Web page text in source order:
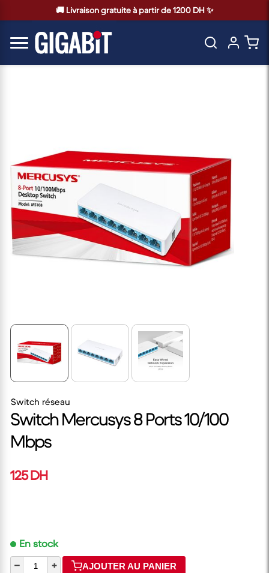
🚚 Livraison gratuite à partir de 1200 DH ✨
Switch réseau
Switch Mercusys 8 Ports 10/100
Mbps
125 DH
En stock
–
+ AJOUTER AU PANIER